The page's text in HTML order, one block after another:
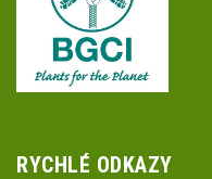
RYCHLÉ ODKAZY